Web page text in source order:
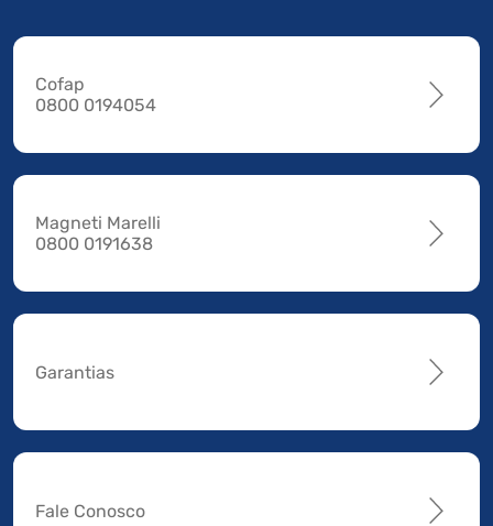
Cofap
0800 0194054
Magneti Marelli
0800 0191638
Garantias
Fale Conosco